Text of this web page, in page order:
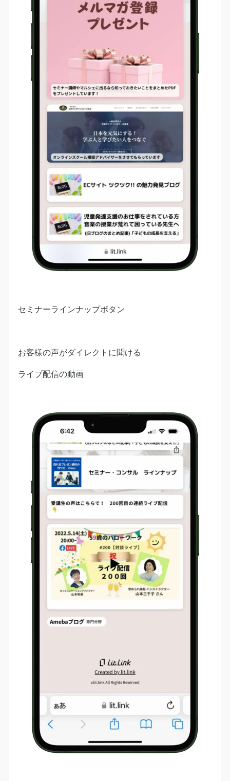
セミナーラインナップボタン
お客様の声がダイレクトに聞ける
ライブ配信の動画